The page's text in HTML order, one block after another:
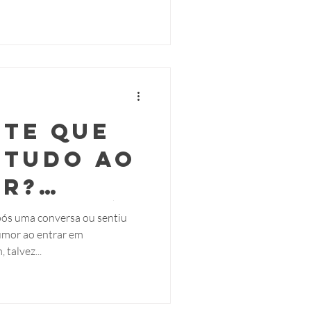
que
ao
que é
uma conversa ou sentiu
ao entrar em